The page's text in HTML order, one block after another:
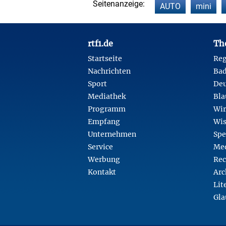
Seitenanzeige: AUTO mini
rtf1.de
Startseite
Nachrichten
Sport
Mediathek
Programm
Empfang
Unternehmen
Service
Werbung
Kontakt